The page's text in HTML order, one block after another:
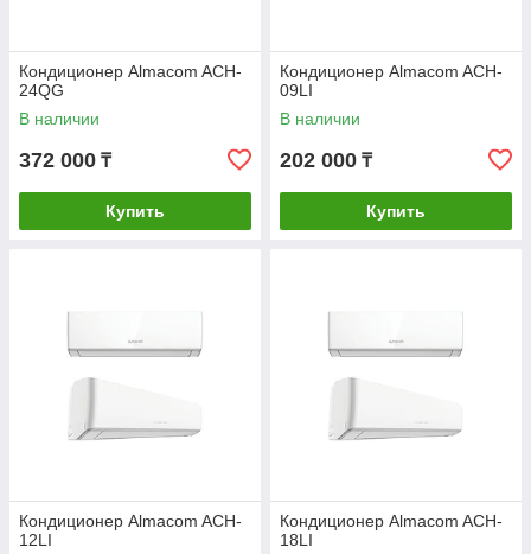
Кондиционер Almacom ACH-
24QG
В наличии
372 000 ₸
Купить
Кондиционер Almacom ACH-
09LI
В наличии
202 000 ₸
Купить
Кондиционер Almacom ACH-
12LI
Кондиционер Almacom ACH-
18LI